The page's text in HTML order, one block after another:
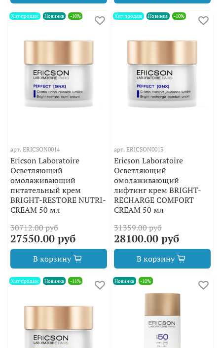
Хит продаж Новинка -10%
арт. ERICSON0014
Ericson Laboratoire
Осветляющий
омолаживающий
питательный крем
BRIGHT-RESTORE NUTRI-
CREAM 50 мл
30712.00 руб
27550.00 руб
В корзину
Хит продаж Новинка -10%
арт. ERICSON0013
Ericson Laboratoire
Осветляющий
омолаживающий
лифтинг крем BRIGHT-
RECHARGE COMFORT
CREAM 50 мл
31359.00 руб
28100.00 руб
В корзину
Хит продаж Новинка -11% Новинка -10%